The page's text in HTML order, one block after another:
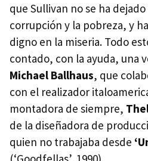
que Sullivan no se ha
corrupción y la pobreza, y
digno en la miseria. Todo
contado, con la ayuda, una
Michael Ballhaus, que
con el realizador
montadora de siempre,
de la diseñadora de
quien no trabajaba desde